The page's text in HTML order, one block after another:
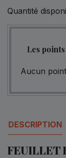
Quantité
Les
Aucun
DESCRIPTION
FEUILLET